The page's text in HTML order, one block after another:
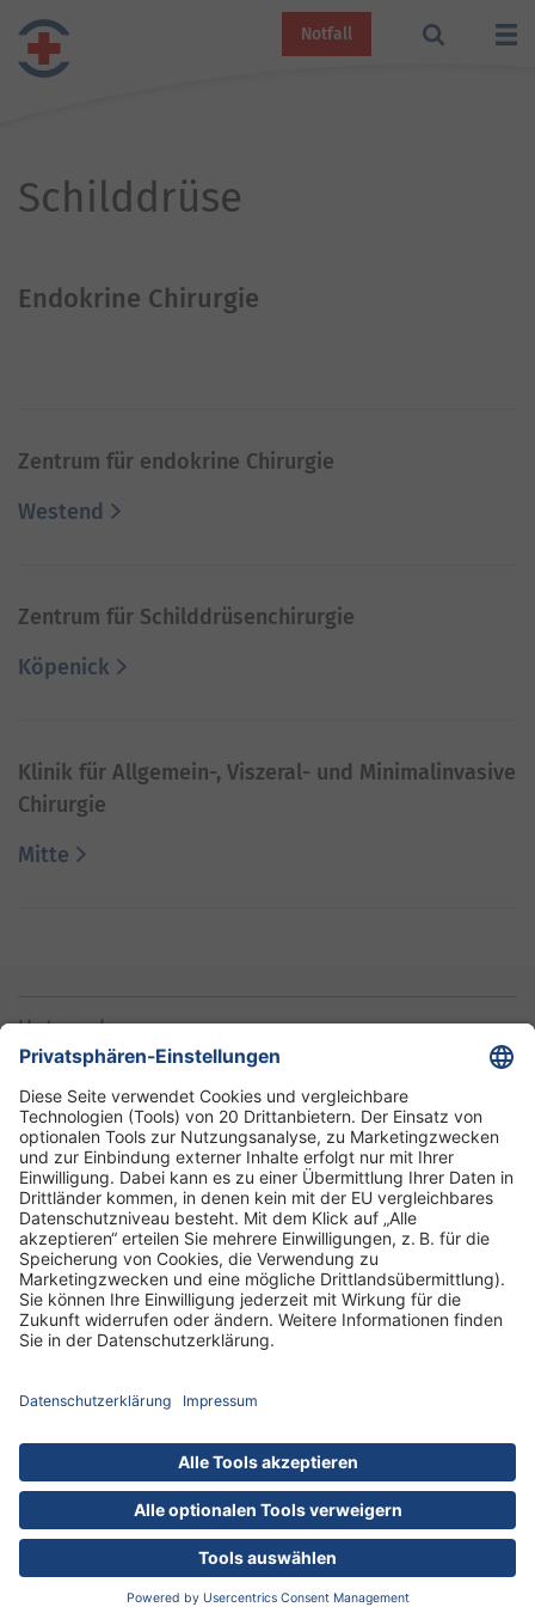
Notfall
Schilddrüse
Endokrine Chirurgie
Zentrum für endokrine Chirurgie
Westend
Zentrum für Schilddrüsenchirurgie
Köpenick
Klinik für Allgemein-, Viszeral- und Minimalinvasive
Chirurgie
Mitte
Unternehmen
Informationen
Standorte
DRK-Schwesternschaft Berlin
Impressum
Hausordnung
nach oben